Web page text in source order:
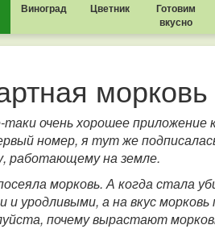
Виноград Цветник
Готовим
вкусно
морковь
очень хорошее приложение
номер, я тут же
работающему на земле.
морковь. А когда стала
и уродливыми, а на вкус
почему вырастают